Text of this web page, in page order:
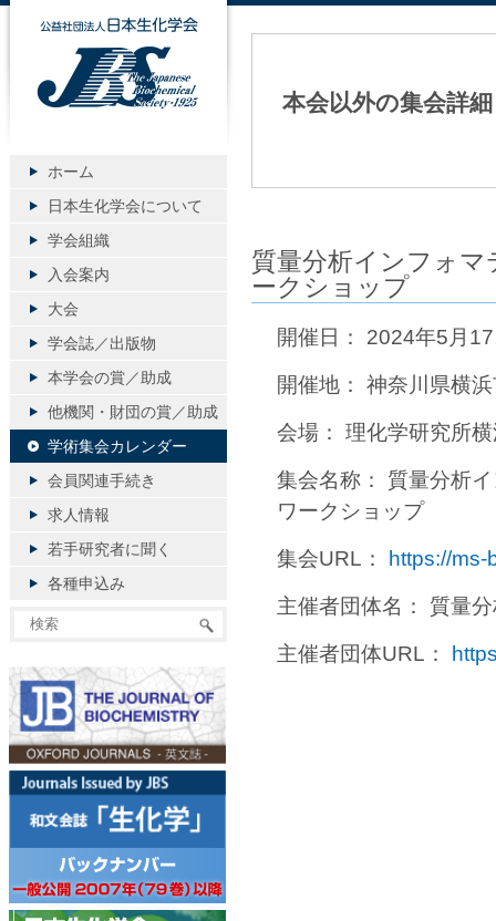
本会以外の集会詳細
質量分析インフォ
ークショップ
開催日： 2024年5月
開催地： 神奈川県横
会場： 理化学研究所
集会名称： 質量分析
ワークショップ
集会URL： https://
主催者団体名： 質量
主催者団体URL：
公益社団法人日本生化学会
ホーム
日本生化学会について
学会組織
入会案内
大会
学会誌／出版物
本学会の賞／助成
他機関・財団の賞／助成
学術集会カレンダー
会員関連手続き
求人情報
若手研究者に聞く
各種申込み